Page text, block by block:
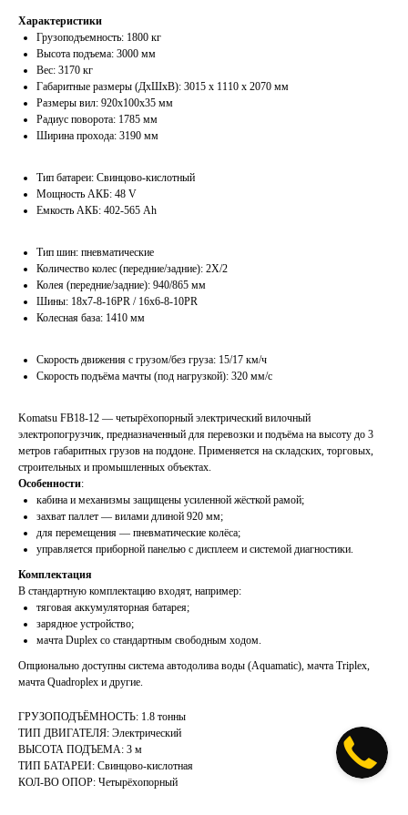
Характеристики
Грузоподъемность: 1800 кг
Высота подъема: 3000 мм
Вес: 3170 кг
Габаритные размеры (ДхШхВ): 3015 x 1110 x 2070 мм
Размеры вил: 920х100х35 мм
Радиус поворота: 1785 мм
Ширина прохода: 3190 мм
Тип батареи: Свинцово-кислотный
Мощность АКБ: 48 V
Емкость АКБ: 402-565 Ah
Тип шин: пневматические
Количество колес (передние/задние): 2Х/2
Колея (передние/задние): 940/865 мм
Шины: 18х7-8-16PR / 16x6-8-10PR
Колесная база: 1410 мм
Скорость движения с грузом/без груза: 15/17 км/ч
Скорость подъёма мачты (под нагрузкой): 320 мм/с
Komatsu FB18-12 — четырёхопорный электрический вилочный
электропогрузчик, предназначенный для перевозки и подъёма на высоту до 3
метров габаритных грузов на поддоне. Применяется на складских, торговых,
строительных и промышленных объектах.
Особенности:
кабина и механизмы защищены усиленной жёсткой рамой;
захват паллет — вилами длиной 920 мм;
для перемещения — пневматические колёса;
управляется приборной панелью с дисплеем и системой диагностики.
Комплектация
В стандартную комплектацию входят, например:
тяговая аккумуляторная батарея;
зарядное устройство;
мачта Duplex со стандартным свободным ходом.
Опционально доступны система автодолива воды (Aquamatic), мачта Triplex,
мачта Quadroplex и другие.
ГРУЗОПОДЪЁМНОСТЬ: 1.8 тонны
ТИП ДВИГАТЕЛЯ: Электрический
ВЫСОТА ПОДЪЕМА: 3 м
ТИП БАТАРЕИ: Свинцово-кислотная
КОЛ-ВО ОПОР: Четырёхопорный